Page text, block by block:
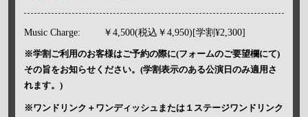
Music Charge: ￥4,500(税込￥4,950)[学割¥2,300]
※学割ご利用のお客様はご予約の際に(フォームのご要望欄にて)
その旨をお知らせください。(学割表示のある公演日のみ適用さ
れます。)
※ワンドリンク＋ワンディッシュまたは１ステージワンドリンク